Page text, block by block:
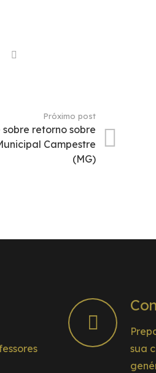
Próximo post
retorno sobre
Campestre
(MG)
sua